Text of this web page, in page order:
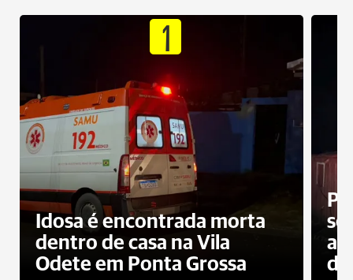
1
Idosa é encontrada morta
dentro de casa na Vila
Odete em Ponta Grossa
do